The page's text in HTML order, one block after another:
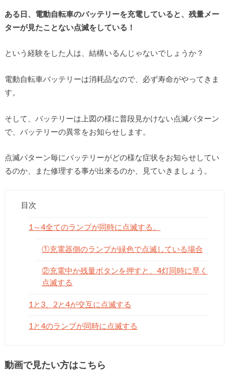
ある日、電動自転車のバッテリーを充電していると、残量メー
ターが見たことない点滅をしている！
という経験をした人は、結構いるんじゃないでしょうか？
電動自転車バッテリーは消耗品なので、必ず寿命がやってきま
す。
そして、バッテリーは上図の様に普段見かけない点滅パターン
で、バッテリーの異常をお知らせします。
点滅パターン毎にバッテリーがどの様な症状をお知らせしてい
るのか、また修理する事が出来るのか、見ていきましょう。
目次
1～4全てのランプが同時に点滅する。
①充電器側のランプが緑色で点滅している場合
②充電中か残量ボタンを押すと、4灯同時に早く
点滅する
1と3、2と4が交互に点滅する
1と4のランプが同時に点滅する
動画で見たい方はこちら